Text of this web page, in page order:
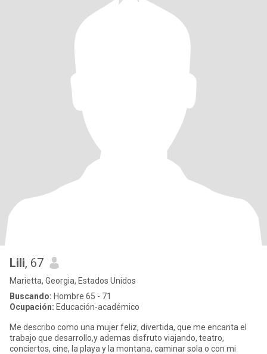
Lili, 67
Marietta, Georgia, Estados Unidos
Buscando: Hombre 65 - 71
Ocupación: Educación-académico
Me describo como una mujer feliz, divertida, que me encanta el
trabajo que desarrollo,y ademas disfruto viajando, teatro,
conciertos, cine, la playa y la montana, caminar sola o con mi